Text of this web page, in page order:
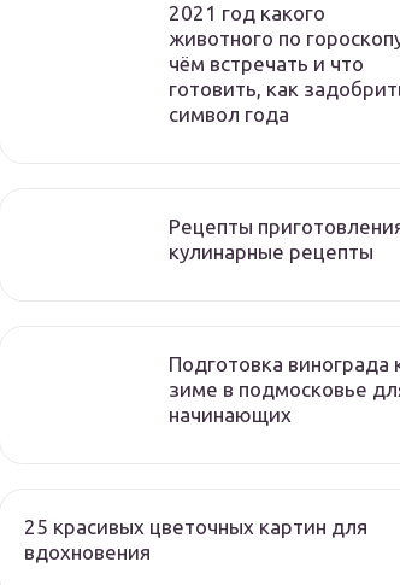
2021 год какого
животного по
чём встречать и что
готовить, как
символ года
Рецепты
кулинарные рецепты
Подготовка винограда
зиме в подмосковье
начинающих
25 красивых цветочных картин для
вдохновения